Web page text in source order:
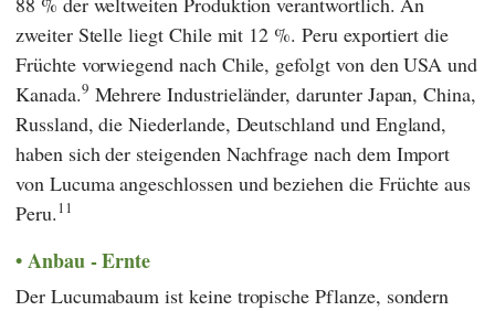
zweiter Stelle liegt Chile mit 12 %. Peru exportiert die
Früchte vorwiegend nach Chile, gefolgt von den USA und
Kanada.9 Mehrere Industrieländer, darunter Japan, China,
Russland, die Niederlande, Deutschland und England,
haben sich der steigenden Nachfrage nach dem Import
von Lucuma angeschlossen und beziehen die Früchte aus
Peru.11
Anbau - Ernte
Der Lucumabaum ist keine tropische Pflanze, sondern